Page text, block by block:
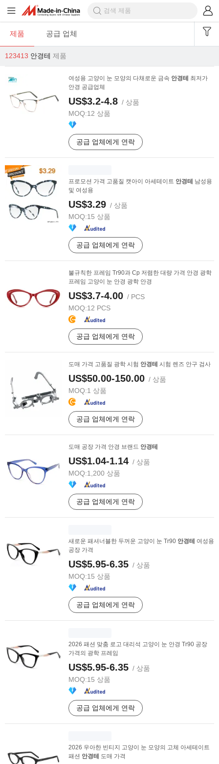
제품 공급 업체
123413 안경테 제품
여성용 고양이 눈 모양의 다채로운 금속 안경테
최저가
안경 공급업체
US$3.2-4.8 / 상품
MOQ:12 상품
공급 업체에게 연락
프로모션 가격 고품질 캣아이 아세테이트 안경테
남성용
및 여성용
US$3.29 / 상품
MOQ:15 상품
공급 업체에게 연락
불규칙한 프레임 Tr90과 Cp 저렴한 대량 가격 안경 광학
프레임 고양이 눈 안경 광학 안경
US$3.7-4.00 / PCS
MOQ:12 PCS
공급 업체에게 연락
도매 가격 고품질 광학 시험 안경테 시험 렌즈 안구 검사
US$50.00-150.00 / 상품
MOQ:1 상품
공급 업체에게 연락
도매 공장 가격 안경 브랜드 안경테
US$1.04-1.14 / 상품
MOQ:1,200 상품
공급 업체에게 연락
새로운 패셔너블한 두꺼운 고양이 눈 Tr90 안경테
여성용
공장 가격
US$5.95-6.35 / 상품
MOQ:15 상품
공급 업체에게 연락
2026 패션 맞춤 로고 대리석 고양이 눈 안경 Tr90 공장
가격의 광학 프레임
US$5.95-6.35 / 상품
MOQ:15 상품
공급 업체에게 연락
2026 우아한 빈티지 고양이 눈 모양의 고체 아세테이트
패션 안경테 도매 가격